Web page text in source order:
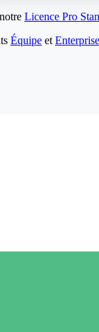
Licence Pro
Équipe et Enterprise